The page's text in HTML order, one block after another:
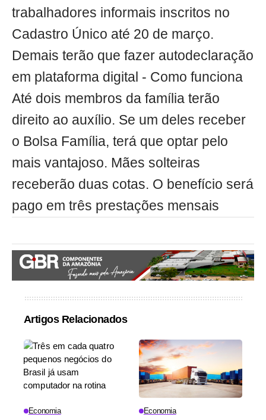
trabalhadores informais inscritos no
Cadastro Único até 20 de março.
Demais terão que fazer autodeclaração
em plataforma digital - Como funciona
Até dois membros da família terão
direito ao auxílio. Se um deles receber
o Bolsa Família, terá que optar pelo
mais vantajoso. Mães solteiras
receberão duas cotas. O benefício será
pago em três prestações mensais
Artigos Relacionados
Economia Economia